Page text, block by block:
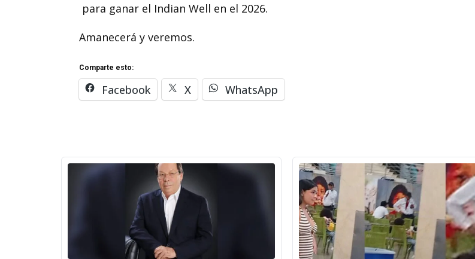
para ganar el Indian Well en el 2026.
Amanecerá y veremos.
Comparte esto:
Facebook X WhatsApp